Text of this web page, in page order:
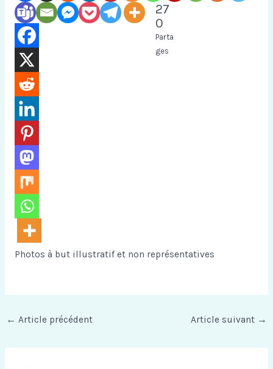
27
0
Parta
ges
Photos à but illustratif et non représentatives
← Article précédent Article suivant →